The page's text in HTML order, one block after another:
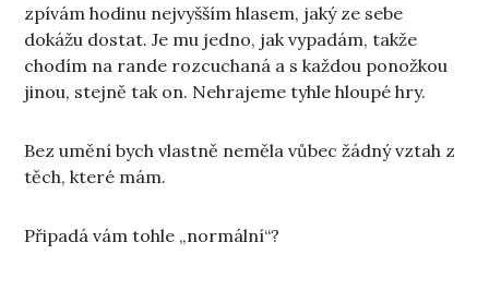
zpívám hodinu nejvyšším hlasem, jaký ze sebe
dokážu dostat. Je mu jedno, jak vypadám, takže
chodím na rande rozcuchaná a s každou ponožkou
jinou, stejně tak on. Nehrajeme tyhle hloupé hry.
Bez umění bych vlastně neměla vůbec žádný vztah z
těch, které mám.
Připadá vám tohle „normální“?